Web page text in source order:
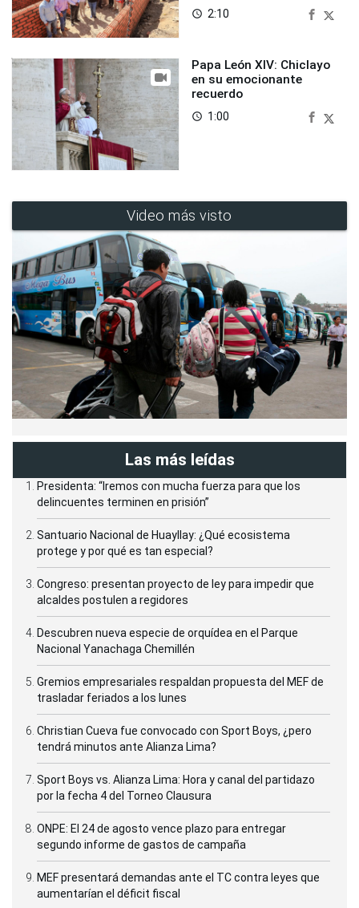
access_time 2:10
Papa León XIV: Chiclayo
en su emocionante
recuerdo
access_time 1:00
Video más visto
Las más leídas
Presidenta: “Iremos con mucha fuerza para que los
delincuentes terminen en prisión”
Santuario Nacional de Huayllay: ¿Qué ecosistema
protege y por qué es tan especial?
Congreso: presentan proyecto de ley para impedir que
alcaldes postulen a regidores
Descubren nueva especie de orquídea en el Parque
Nacional Yanachaga Chemillén
Gremios empresariales respaldan propuesta del MEF de
trasladar feriados a los lunes
Christian Cueva fue convocado con Sport Boys, ¿pero
tendrá minutos ante Alianza Lima?
Sport Boys vs. Alianza Lima: Hora y canal del partidazo
por la fecha 4 del Torneo Clausura
ONPE: El 24 de agosto vence plazo para entregar
segundo informe de gastos de campaña
MEF presentará demandas ante el TC contra leyes que
aumentarían el déficit fiscal